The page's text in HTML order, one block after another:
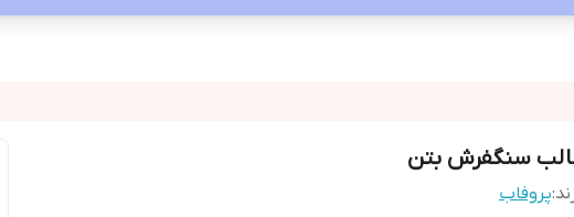
سنگفرش بتن
پروفاب